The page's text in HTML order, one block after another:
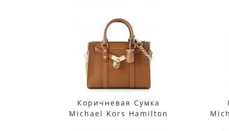
Коричневая Сумка
Michael Kors Hamilton